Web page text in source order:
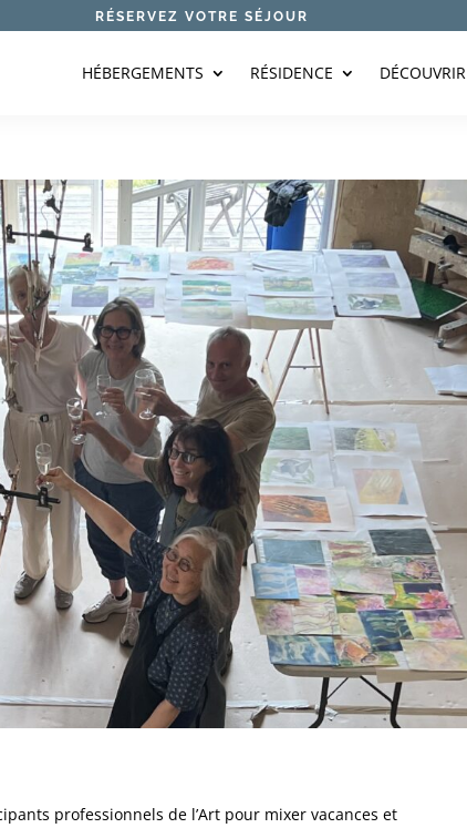
RÉSERVEZ VOTRE SÉJOUR
HÉBERGEMENTS RÉSIDENCE DÉCOUVRIR
professionnels de l’Art pour mixer vacances et